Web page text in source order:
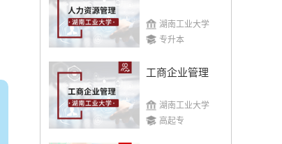
湖南工业大学
专升本
工商企业管理
湖南工业大学
高起专